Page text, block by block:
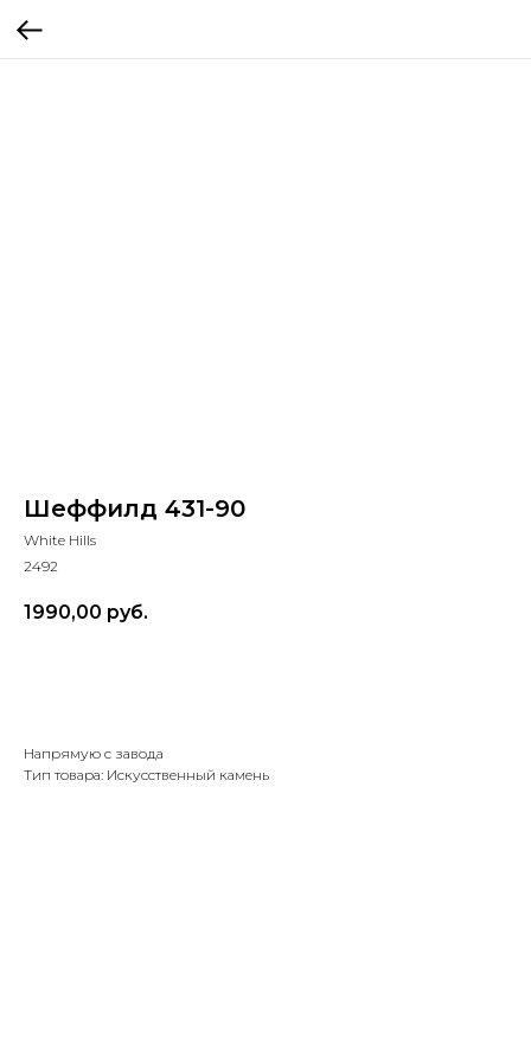
Шеффилд 431-90
White Hills
2492
1990,00 руб.
Напрямую с завода
Тип товара: Искусственный камень